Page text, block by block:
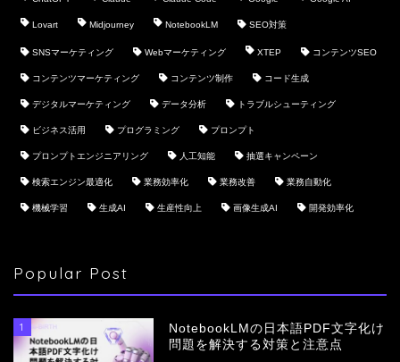
Lovart Midjourney NotebookLM SEO対策
SNSマーケティング Webマーケティング XTEP コンテンツSEO
コンテンツマーケティング コンテンツ制作 コード生成
デジタルマーケティング データ分析 トラブルシューティング
ビジネス活用 プログラミング プロンプト
プロンプトエンジニアリング 人工知能 抽選キャンペーン
検索エンジン最適化 業務効率化 業務改善 業務自動化
機械学習 生成AI 生産性向上 画像生成AI 開発効率化
Popular Post
1
NotebookLMの日本語PDF文字化け
問題を解決する対策と注意点